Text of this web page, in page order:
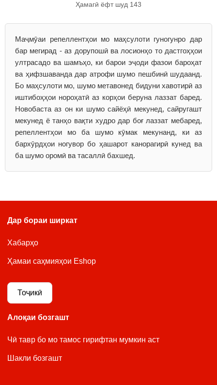
Ҳамагӣ ёфт шуд 143
Маҷмӯаи репеллентҳои мо маҳсулоти гуногунро дар
бар мегирад - аз дорупошӣ ва лосионҳо то дастгоҳҳои
ултрасадо ва шамъҳо, ки барои эҷоди фазои бароҳат
ва ҳифзшаванда дар атрофи шумо пешбинӣ шудаанд.
Бо маҳсулоти мо, шумо метавонед бидуни хавотирӣ аз
иштибоҳҳои нороҳатӣ аз корҳои беруна лаззат баред.
Новобаста аз он ки шумо сайёҳӣ мекунед, сайругашт
мекунед ё танҳо вақти худро дар боғ лаззат мебаред,
репеллентҳои мо ба шумо кӯмак мекунанд, ки аз
бархӯрдҳои ногувор бо ҳашарот канорагирӣ кунед ва
ба шумо оромӣ ва тасаллӣ бахшед.
Дар бораи ширкат
Хабарҳо
Ҳамаи саҳмияҳои Eshop
Тоҷикӣ
Алоқаи бозгашт
Чӣ тавр бо мо тамос гирифтан мумкин аст
Шакли бозгашт